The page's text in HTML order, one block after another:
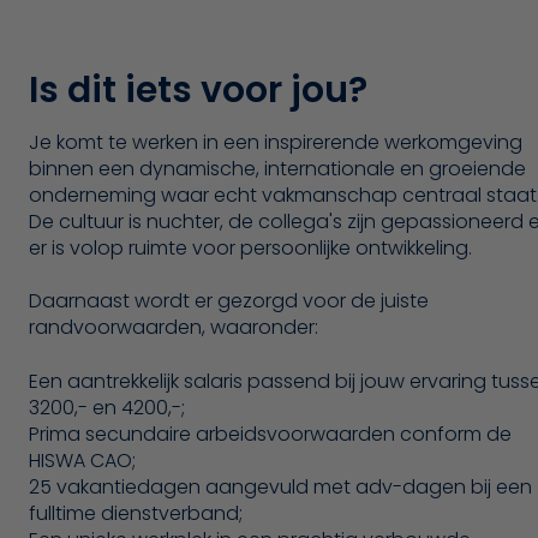
Is dit iets voor jou?
Je komt te werken in een inspirerende werkomgeving
binnen een dynamische, internationale en groeiende
onderneming waar echt vakmanschap centraal
De cultuur is nuchter, de collega's zijn gepassioneerd
er is volop ruimte voor persoonlijke ontwikkeling.
Daarnaast wordt er gezorgd voor de juiste
randvoorwaarden, waaronder:
Een aantrekkelijk salaris passend bij jouw ervaring
3200,- en 4200,-;
Prima secundaire arbeidsvoorwaarden conform de
HISWA CAO;
25 vakantiedagen aangevuld met adv-dagen bij een
fulltime dienstverband;